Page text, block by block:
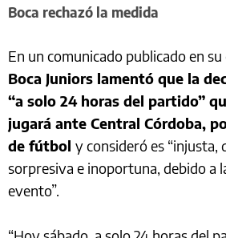
Boca rechazó la medida
En un comunicado publicado en
Boca Juniors lamentó que la
“a solo 24 horas del partido”
jugará ante Central Córdoba,
de fútbol y consideró es “injusta,
sorpresiva e inoportuna, debido a
evento”.